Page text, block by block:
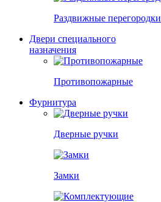
Раздвижные перегородки
Двери специального
назначения
Противопожарные
Фурнитура
Дверные ручки
Замки